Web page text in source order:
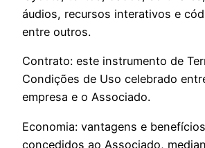
áudios, recursos interativos e
entre outros.
Contrato: este instrumento de
Condições de Uso celebrado
empresa e o Associado.
Economia: vantagens e
concedidos ao Associado,